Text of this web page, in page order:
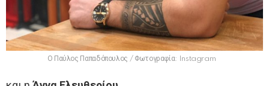
Ο Παύλος Παπαδόπουλος / Φωτογραφία: Instagram